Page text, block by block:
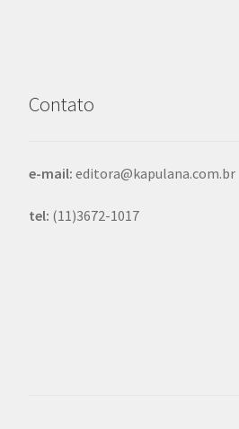
Contato
e-mail: editora@kapulana.com.br
tel: (11)3672-1017